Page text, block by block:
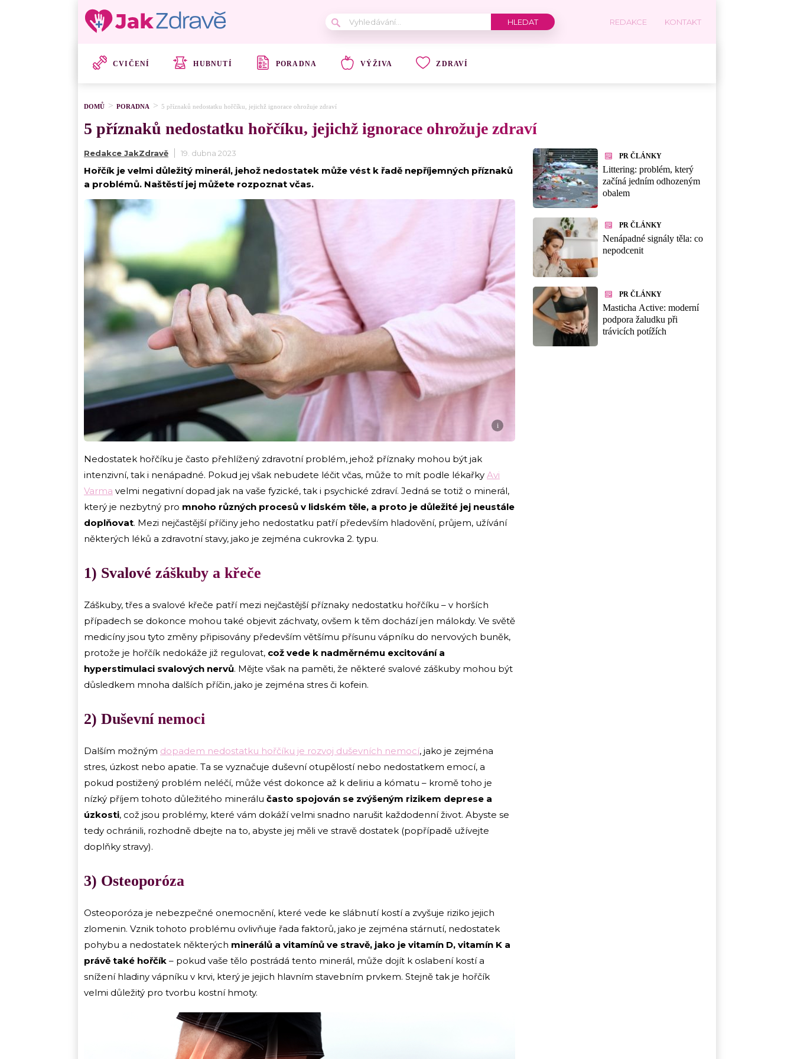
REDAKCE KONTAKT
CVIČENÍ HUBNUTÍ PORADNA VÝŽIVA ZDRAVÍ
DOMŮ PORADNA 5 příznaků nedostatku hořčíku, jejichž ignorace ohrožuje zdraví
5 příznaků nedostatku hořčíku, jejichž ignorace ohrožuje zdraví
Redakce JakZdravě 19. dubna 2023
Hořčík je velmi důležitý minerál, jehož nedostatek může vést k řadě nepříjemných příznaků
a problémů. Naštěstí jej můžete rozpoznat včas.
i
Nedostatek hořčíku je často přehlížený zdravotní problém, jehož příznaky mohou být jak
intenzivní, tak i nenápadné. Pokud jej však nebudete léčit včas, může to mít podle lékařky Avi
Varma velmi negativní dopad jak na vaše fyzické, tak i psychické zdraví. Jedná se totiž o minerál,
který je nezbytný pro mnoho různých procesů v lidském těle, a proto je důležité jej neustále
doplňovat. Mezi nejčastější příčiny jeho nedostatku patří především hladovění, průjem, užívání
některých léků a zdravotní stavy, jako je zejména cukrovka 2. typu.
1) Svalové záškuby a křeče
Záškuby, třes a svalové křeče patří mezi nejčastější příznaky nedostatku hořčíku – v horších
případech se dokonce mohou také objevit záchvaty, ovšem k těm dochází jen málokdy. Ve světě
medicíny jsou tyto změny připisovány především většímu přísunu vápníku do nervových buněk,
protože je hořčík nedokáže již regulovat, což vede k nadměrnému excitování a
hyperstimulaci svalových nervů. Mějte však na paměti, že některé svalové záškuby mohou být
důsledkem mnoha dalších příčin, jako je zejména stres či kofein.
2) Duševní nemoci
Dalším možným dopadem nedostatku hořčíku je rozvoj duševních nemocí, jako je zejména
stres, úzkost nebo apatie. Ta se vyznačuje duševní otupělostí nebo nedostatkem emocí, a
pokud postižený problém neléčí, může vést dokonce až k deliriu a kómatu – kromě toho je
nízký příjem tohoto důležitého minerálu často spojován se zvýšeným rizikem deprese a
úzkosti, což jsou problémy, které vám dokáží velmi snadno narušit každodenní život. Abyste se
tedy ochránili, rozhodně dbejte na to, abyste jej měli ve stravě dostatek (popřípadě užívejte
doplňky stravy).
3) Osteoporóza
Osteoporóza je nebezpečné onemocnění, které vede ke slábnutí kostí a zvyšuje riziko jejich
zlomenin. Vznik tohoto problému ovlivňuje řada faktorů, jako je zejména stárnutí, nedostatek
pohybu a nedostatek některých minerálů a vitamínů ve stravě, jako je vitamín D, vitamín K a
právě také hořčík – pokud vaše tělo postrádá tento minerál, může dojít k oslabení kostí a
snížení hladiny vápníku v krvi, který je jejich hlavním stavebním prvkem. Stejně tak je hořčík
velmi důležitý pro tvorbu kostní hmoty.
PR ČLÁNKY
Littering: problém, který
začíná jedním odhozeným
obalem
PR ČLÁNKY
Nenápadné signály těla: co
nepodcenit
PR ČLÁNKY
Masticha Active: moderní
podpora žaludku při
trávicích potížích